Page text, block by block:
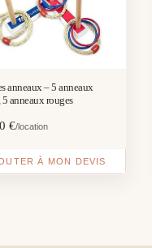
anneaux – 5 anneaux
5 anneaux rouges
€/location
À MON DEVIS